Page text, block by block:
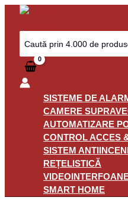
Skip
content
Search
for:
SISTEME DE
CAMERE
AUTOMATIZARE
CONTROL ACCES
SISTEM
REȚELISTICĂ
SMART HOME
Panou
Priza
Perete
Inteligenta
SoloCover